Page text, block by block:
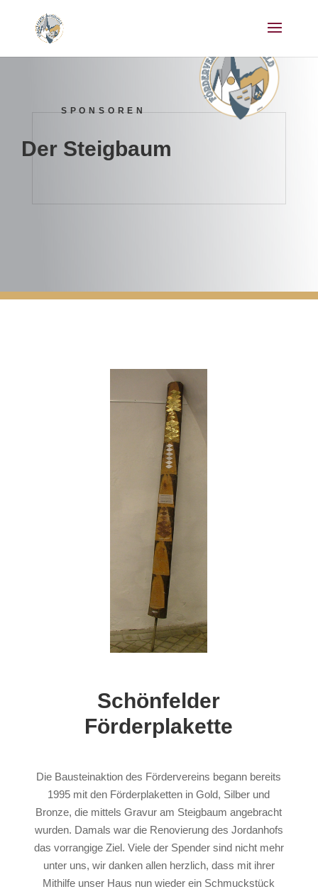
SPONSOREN
Der Steigbaum
Schönfelder
Förderplakette
Die Bausteinaktion des Fördervereins begann bereits
1995 mit den Förderplaketten in Gold, Silber und
Bronze, die mittels Gravur am Steigbaum angebracht
wurden. Damals war die Renovierung des Jordanhofs
das vorrangige Ziel. Viele der Spender sind nicht mehr
unter uns, wir danken allen herzlich, dass mit ihrer
Mithilfe unser Haus nun wieder ein Schmuckstück